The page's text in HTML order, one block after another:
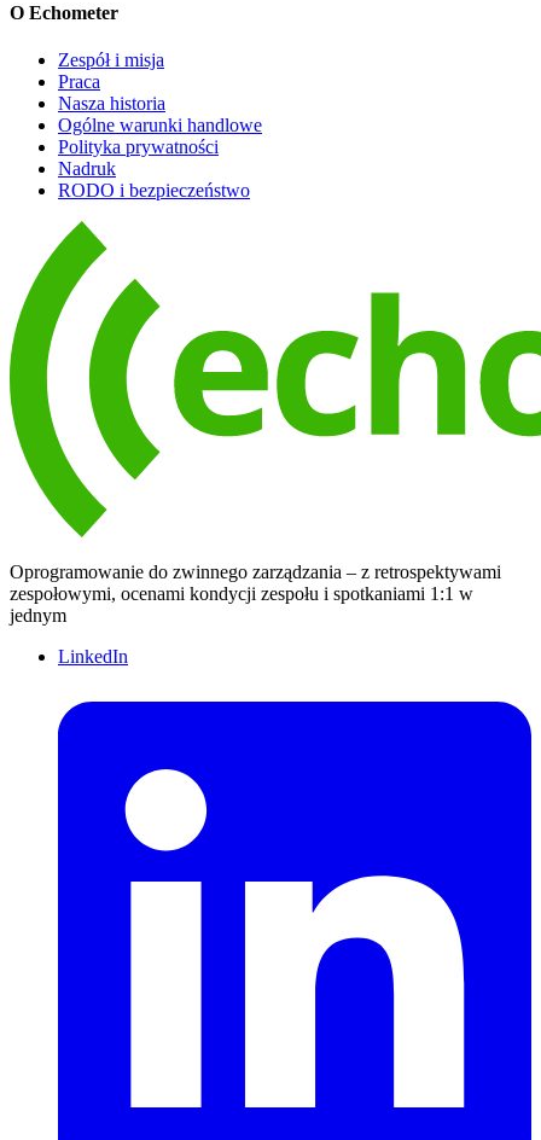
O Echometer
Zespół i misja
Praca
Nasza historia
Ogólne warunki handlowe
Polityka prywatności
Nadruk
RODO i bezpieczeństwo
Oprogramowanie do zwinnego zarządzania – z retrospektywami
zespołowymi, ocenami kondycji zespołu i spotkaniami 1:1 w
jednym
LinkedIn